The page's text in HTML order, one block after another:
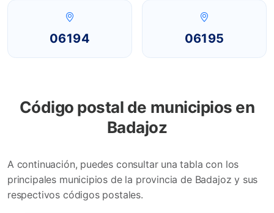
06194 06195
Código postal de municipios en
Badajoz
A continuación, puedes consultar una tabla con los
principales municipios de la provincia de Badajoz y sus
respectivos códigos postales.